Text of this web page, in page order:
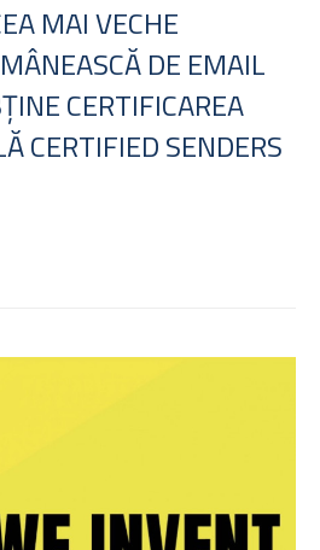
MAI VECHE
DE EMAIL
CERTIFICAREA
CERTIFIED SENDERS